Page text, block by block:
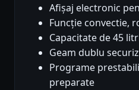
Afișaj electronic
Funcție convectie,
Capacitate de 45
Geam dublu
Programe
preparate